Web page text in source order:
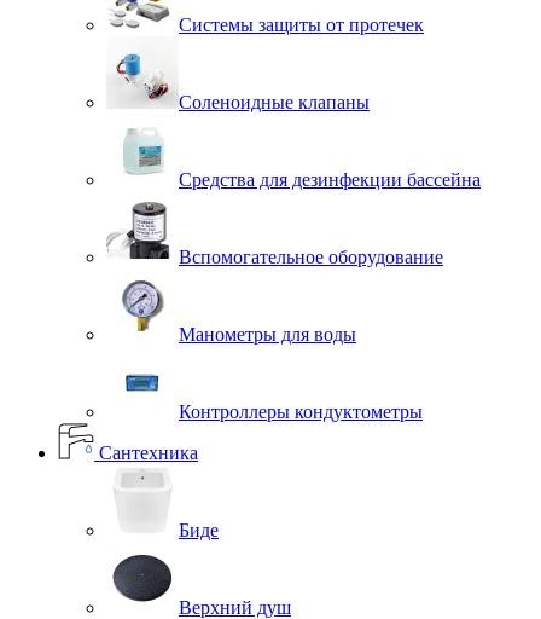
Системы защиты от протечек
Соленоидные клапаны
Средства для дезинфекции бассейна
Вспомогательное оборудование
Манометры для воды
Контроллеры кондуктометры
Сантехника
Биде
Верхний душ